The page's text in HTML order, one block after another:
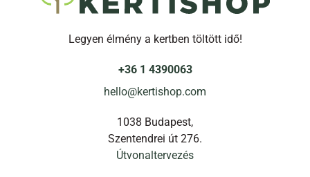
Legyen élmény a kertben töltött idő!
+36 1 4390063
hello@kertishop.com
1038 Budapest,
Szentendrei út 276.
Útvonaltervezés